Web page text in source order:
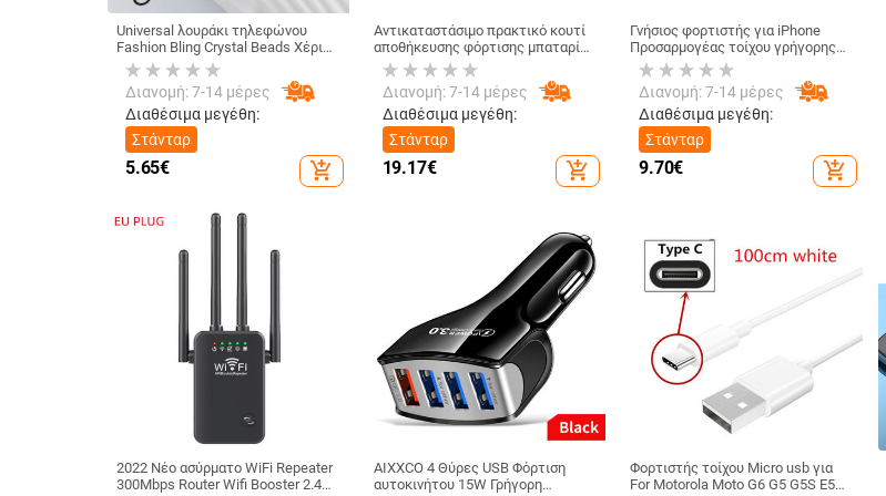
Universal λουράκι τηλεφώνου
Fashion Bling Crystal Beads Χέρι
λουράκι κορδόνι καρπού για
τηλέφωνα iPhone X Samsung
Camera GoPro Μπρελόκ
Διανομή: 7-14 μέρες
Διαθέσιμα μεγέθη:
Στάνταρ
5.65€ add_shopping_cart
Αντικαταστάσιμο πρακτικό κουτί
αποθήκευσης φόρτισης μπαταρίας
6 X 18650 με ισχυρό φακό Κουτί
Power Bank Αποσπώμενο για
Smartphone
Διανομή: 7-14 μέρες
Διαθέσιμα μεγέθη:
Στάνταρ
19.17€ add_shopping_cart
Γνήσιος φορτιστής για iPhone
Προσαρμογέας τοίχου γρήγορης
φόρτισης 20W Quick Charge 4.0
3.0 Για iPhone 14 13 12 11 Pro Max
Φορτιστής τηλεφώνου
Διανομή: 7-14 μέρες
Διαθέσιμα μεγέθη:
Στάνταρ
9.70€ add_shopping_cart
2022 Νέο ασύρματο WiFi Repeater
300Mbps Router Wifi Booster 2.4G
AIXXCO 4 Θύρες USB Φόρτιση
αυτοκινήτου 15W Γρήγορη
Φορτιστής τοίχου Micro usb για
For Motorola Moto G6 G5 G5S E5